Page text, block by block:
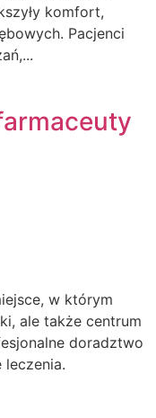
komfort,
Pacjenci
w którym
ale także centrum
doradztwo